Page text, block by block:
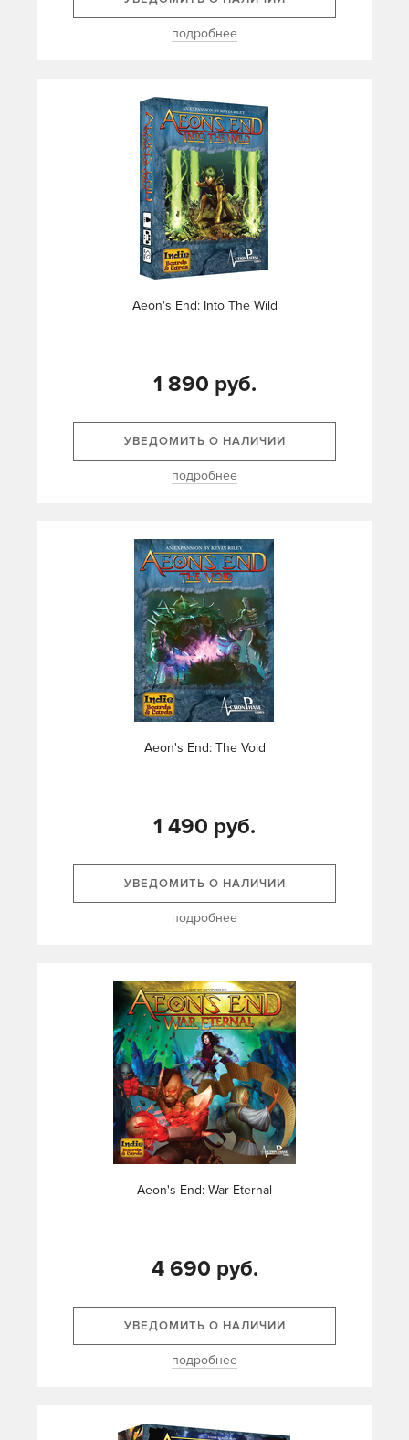
подробнее
Aeon's End: Into The Wild
1 890 руб.
УВЕДОМИТЬ О НАЛИЧИИ
подробнее
Aeon's End: The Void
1 490 руб.
УВЕДОМИТЬ О НАЛИЧИИ
подробнее
Aeon's End: War Eternal
4 690 руб.
УВЕДОМИТЬ О НАЛИЧИИ
подробнее